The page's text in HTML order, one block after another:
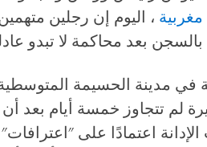
مغربية ، اليوم إن رجلين
بعد محاكمة لا تبدو
في مدينة الحسيمة
2014. وتمت الإدانة اعتمادًا على